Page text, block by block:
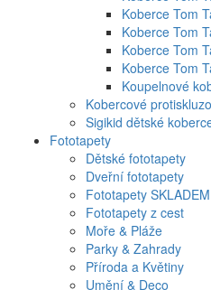
Koberce Tom
Koberce Tom
Koberce Tom
Koberce Tom
Koupelnové
Kobercové
Sigikid dětské
Fototapety
Dětské fototapety
Dveřní fototapety
Fototapety SKLADEM
Fototapety z cest
Moře & Pláže
Parky & Zahrady
Příroda a Květiny
Umění & Deco